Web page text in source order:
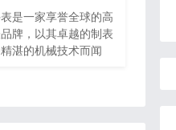
是一家享誉全球的高
牌，以其卓越的制表
湛的机械技术而闻